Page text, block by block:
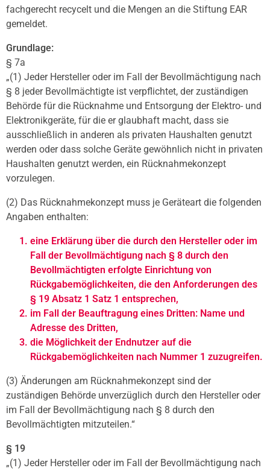
fachgerecht recycelt und die Mengen an die Stiftung EAR
gemeldet.
Grundlage:
§ 7a
„(1) Jeder Hersteller oder im Fall der Bevollmächtigung nach
§ 8 jeder Bevollmächtigte ist verpflichtet, der zuständigen
Behörde für die Rücknahme und Entsorgung der Elektro- und
Elektronikgeräte, für die er glaubhaft macht, dass sie
ausschließlich in anderen als privaten Haushalten genutzt
werden oder dass solche Geräte gewöhnlich nicht in privaten
Haushalten genutzt werden, ein Rücknahmekonzept
vorzulegen.
(2) Das Rücknahmekonzept muss je Geräteart die folgenden
Angaben enthalten:
eine Erklärung über die durch den Hersteller oder im
Fall der Bevollmächtigung nach § 8 durch den
Bevollmächtigten erfolgte Einrichtung von
Rückgabemöglichkeiten, die den Anforderungen des
§ 19 Absatz 1 Satz 1 entsprechen,
im Fall der Beauftragung eines Dritten: Name und
Adresse des Dritten,
die Möglichkeit der Endnutzer auf die
Rückgabemöglichkeiten nach Nummer 1 zuzugreifen.
(3) Änderungen am Rücknahmekonzept sind der
zuständigen Behörde unverzüglich durch den Hersteller oder
im Fall der Bevollmächtigung nach § 8 durch den
Bevollmächtigten mitzuteilen.“
§ 19
„(1) Jeder Hersteller oder im Fall der Bevollmächtigung nach